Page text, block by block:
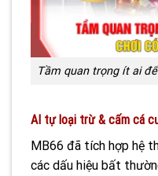
Tầm quan trọng ít ai
AI tự loại trừ & cấm cá
MB66 đã tích hợp hệ
các dấu hiệu bất